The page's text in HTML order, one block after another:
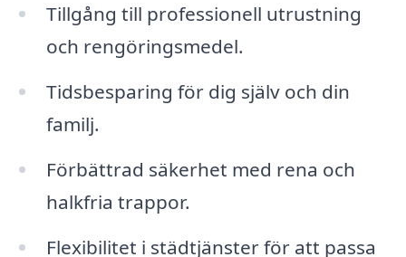
Tillgång till professionell utrustning
och rengöringsmedel.
Tidsbesparing för dig själv och din
familj.
Förbättrad säkerhet med rena och
halkfria trappor.
Flexibilitet i städtjänster för att passa